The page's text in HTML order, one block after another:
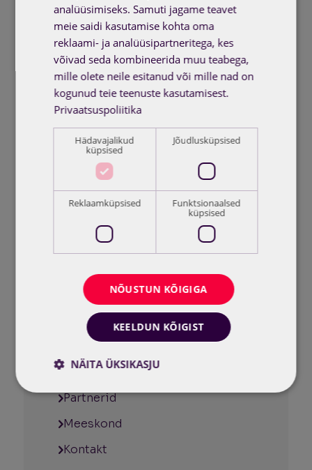
Renokratt: tehisaruga renoveerimisele
Akadeemia tee 15B
12618 Tallinn, Eesti
Teenused
Partnerid
Meeskond
Kontakt
analüüsimiseks. Samuti jagame teavet
meie saidi kasutamise kohta oma
reklaami- ja analüüsipartneritega, kes
võivad seda kombineerida muu teabega,
mille olete neile esitanud või mille nad on
kogunud teie teenuste kasutamisest.
Privaatsuspoliitika
Hädavajalikud
küpsised
Jõudlusküpsised
Reklaamküpsised Funktsionaalsed
küpsised
NÕUSTUN KÕIGIGA
KEELDUN KÕIGIST
NÄITA ÜKSIKASJU
Hädavajalikud küpsised